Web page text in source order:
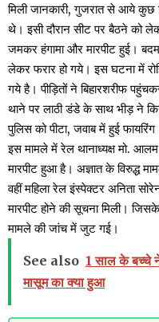
मिली जानकारी, गुजरात से आये कुछ
थे। इसी दौरान सीट पर बैठने को
जमकर हंगामा और मारपीट हुई।
लेकर फरार हो गये। इस घटना में
गये है। पीड़ितों ने बिहारशरीफ
थाने पर लाठी डंडे के साथ भीड़ ने
पुलिस को पीटा, जवाब में हुई फायरिंग
इस मामले में रेल थानाध्यक्ष मो.
मारपीट हुआ है। अज्ञात के विरुद्ध
वहीं महिला रेल इंस्पेक्टर अनिता
मारपीट होने की सूचना मिली।
मामले की जांच में जुट गई।
See also 1 साल के बच्चे
मासूम का क्या हुआ